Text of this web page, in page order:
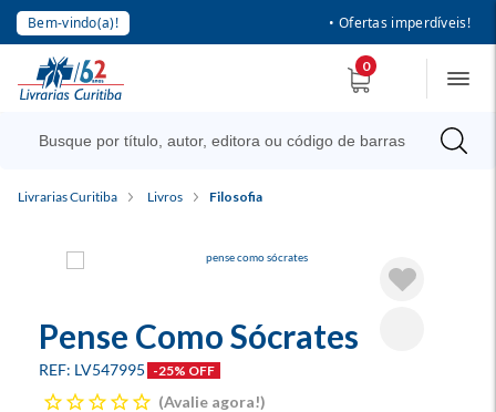
Bem-vindo(a)! • Ofertas imperdíveis!
0
Livrarias Curitiba Livros Filosofia
Pense Como Sócrates
LV547995 -25% OFF
Avalie agora!